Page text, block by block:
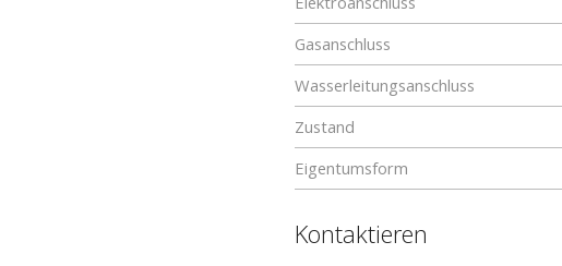
Gasanschluss
Wasserleitungsanschluss
Zustand
Eigentumsform
Kontaktieren